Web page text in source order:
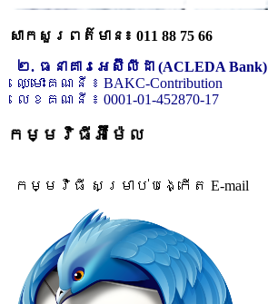
សាកសួរពត៌មាន៖ 011 88 75 66
២. ធនាគារអេស៊ីលីដា (ACLEDA Bank)
ឈ្មោះគណនី ៖ BAKC-Contribution
លេខគណនី ៖ 0001-01-452870-17
កម្មវិធីអ៊ីម៉ែល
កម្មវិធី សម្រាប់បង្កើត E-mail